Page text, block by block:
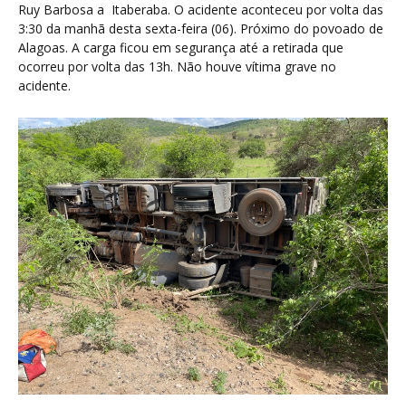
Ruy Barbosa a Itaberaba. O acidente aconteceu por volta das
3:30 da manhã desta sexta-feira (06). Próximo do povoado de
Alagoas. A carga ficou em segurança até a retirada que
ocorreu por volta das 13h. Não houve vítima grave no
acidente.